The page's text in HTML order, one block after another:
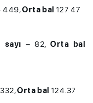
449,Orta bal 127.47
sayı – 82, Orta bal
332,Orta bal 124.37